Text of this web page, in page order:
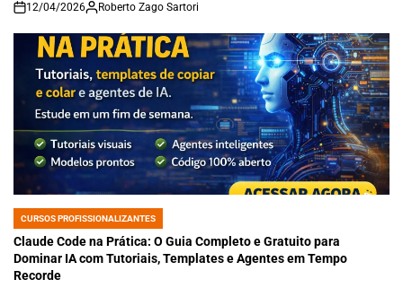
on
12/04/2026 Roberto Zago Sartori
POSTED
IN
CURSOS PROFISSIONALIZANTES
Claude Code na Prática: O Guia Completo e Gratuito para
Dominar IA com Tutoriais, Templates e Agentes em Tempo
Recorde